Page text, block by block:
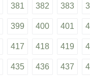
381 382 383
399 400 401
417 418 419
435 436 437